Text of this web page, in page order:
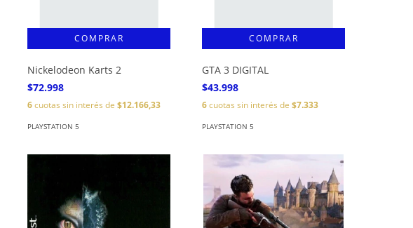
Nickelodeon Karts 2
$72.998
6cuotas sin interés de$12.166,33
PLAYSTATION 5
GTA 3 DIGITAL
$43.998
6cuotas sin interés de$7.333
PLAYSTATION 5